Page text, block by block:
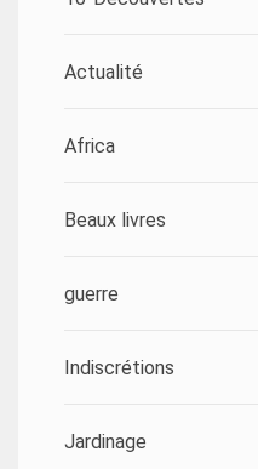
Actualité
Africa
Beaux livres
guerre
Indiscrétions
Jardinage